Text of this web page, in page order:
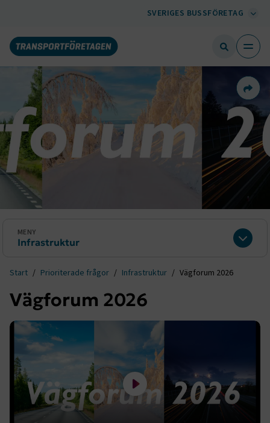
SVERIGES BUSSFÖRETAG
MENY
Infrastruktur
Start Prioriterade frågor Infrastruktur Vägforum 2026
Dela
Vägforum 2026
Spela filmen Följ sändningen live från 10:00